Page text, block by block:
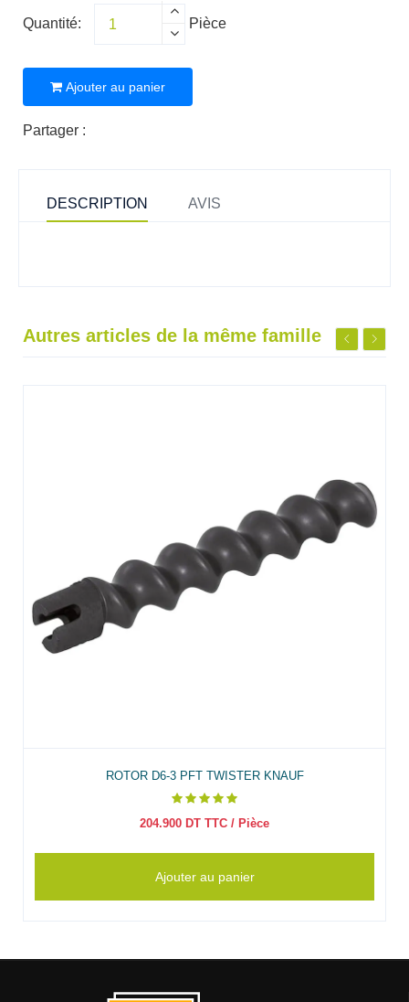
Quantité: Pièce
Ajouter au panier
Partager :
DESCRIPTION AVIS
Autres articles de la même famille
ROTOR D6-3 PFT TWISTER KNAUF
204.900 DT TTC / Pièce
Ajouter au panier